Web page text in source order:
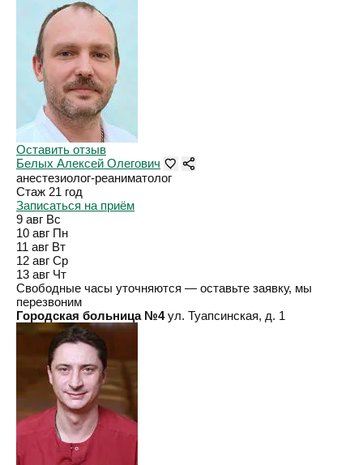
Оставить отзыв
Белых Алексей Олегович
анестезиолог-реаниматолог
Стаж 21 год
Записаться на приём
9 авг Вс
10 авг Пн
11 авг Вт
12 авг Ср
13 авг Чт
Свободные часы уточняются — оставьте заявку, мы
перезвоним
Городская больница №4 ул. Туапсинская, д. 1